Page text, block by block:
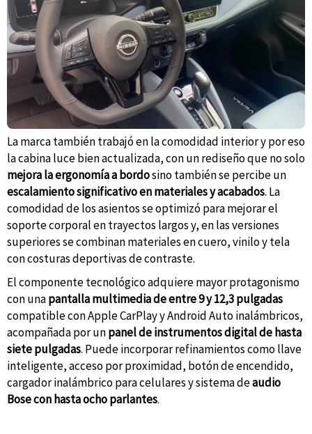
La marca también trabajó en la comodidad interior y por eso
la cabina luce bien actualizada, con un rediseño que no solo
mejora la ergonomía a bordosino también se percibe un
escalamiento significativo en materiales y acabados. La
comodidad de los asientos se optimizó para mejorar el
soporte corporal en trayectos largos y, en las versiones
superiores se combinan materiales en cuero, vinilo y tela
con costuras deportivas de contraste.
El componente tecnológico adquiere mayor protagonismo
con unapantalla multimedia de entre 9 y 12,3 pulgadas
compatible con Apple CarPlay y Android Auto inalámbricos,
acompañada por unpanel de instrumentos digital de hasta
siete pulgadas. Puede incorporar refinamientos como llave
inteligente, acceso por proximidad, botón de encendido,
cargador inalámbrico para celulares y sistema deaudio
Bose con hasta ocho parlantes.